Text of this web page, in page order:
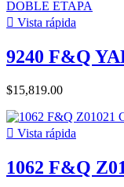
 Vista rápida
9240 F&Q
$15,819.00
 Vista rápida
1062 F&Q